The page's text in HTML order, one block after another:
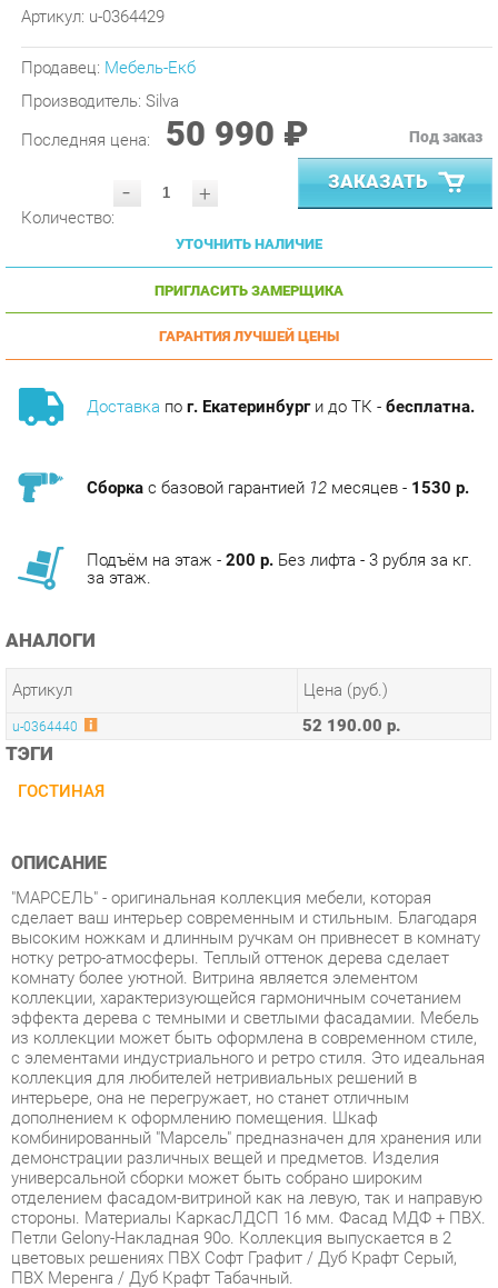
Производитель:Silva
Последняя цена:
50 990 ₽
- ЗАКАЗАТЬ
УТОЧНИТЬ НАЛИЧИЕ
ПРИГЛАСИТЬ ЗАМЕРЩИКА
ГАРАНТИЯ ЛУЧШЕЙ ЦЕНЫ
Доставкапог. Екатеринбурги до ТК -бесплатна.
АНАЛОГИ
Артикул
u-0364440 52 190.00 р.
ТЭГИ
ГОСТИНАЯ
ОПИСАНИЕ
сделает ваш интерьер современным и стильным. Благодаря
высоким ножкам и длинным ручкам он привнесет в комнату
нотку ретро-атмосферы. Теплый оттенок дерева сделает
комнату более уютной. Витрина является элементом
коллекции, характеризующейся гармоничным сочетанием
эффекта дерева с темными и светлыми фасадамии. Мебель
из коллекции может быть оформлена в современном стиле,
с элементами индустриального и ретро стиля. Это идеальная
коллекция для любителей нетривиальных решений в
интерьере, она не перегружает, но станет отличным
дополнением к оформлению помещения. Шкаф
комбинированный "Марсель" предназначен для хранения или
демонстрации различных вещей и предметов. Изделия
универсальной сборки может быть собрано широким
отделением фасадом-витриной как на левую, так и направую
стороны. Материалы КаркасЛДСП 16 мм. Фасад МДФ + ПВХ.
Петли Gelony-Накладная 90о. Коллекция выпускается в 2
цветовых решениях ПВХ Софт Графит / Дуб Крафт Серый,
ПВХ Меренга / Дуб Крафт Табачный.
Условия покупки
Благодаря качественным фото, исчерпывающей информации